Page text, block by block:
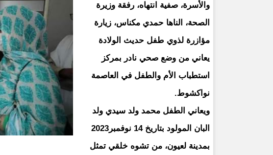
والأسرة، صفية انتهاه، رفقة وزيرة
الصحة، الناها حمدي مكناس، زيارة
مؤازرة لذوي طفل حديث الولادة
يعاني من وضع صحي نادر بمركز
استطباب الأم والطفل في العاصمة
نواكشوط.
ويعاني الطفل محمد ولد سيدي ولد
البان المولود بتاريخ 14 نوفمبر2023
بمدينة لعيون، من تشوه خلقي تمثل